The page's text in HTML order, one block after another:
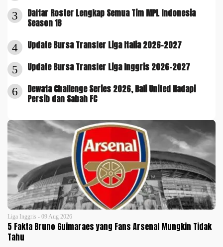
3
Daftar Roster Lengkap Semua Tim MPL Indonesia
Season 18
4 Update Bursa Transfer Liga Italia 2026-2027
5 Update Bursa Transfer Liga Inggris 2026-2027
6
Dewata Challenge Series 2026, Bali United Hadapi
Persib dan Sabah FC
Liga Inggris - 09 Aug 2026
5 Fakta Bruno Guimaraes yang Fans Arsenal Mungkin Tidak
Tahu